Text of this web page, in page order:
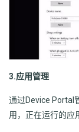
3.应用管理
通过Device Portal
用，正在运行的应